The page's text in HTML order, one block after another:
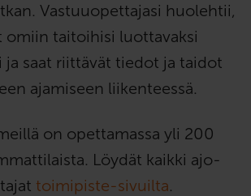
Vastuuopettajasi huolehtii,
omiin taitoihisi luottavaksi
ja saat riittävät tiedot ja taidot
ajamiseen liikenteessä.
on opettamassa yli 200
Löydät kaikki ajo-
toimipiste-sivuilta.